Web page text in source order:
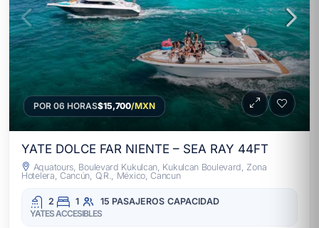
POR 06 HORAS$15,700/MXN
YATE DOLCE FAR NIENTE – SEA RAY 44FT
Aquatours, Boulevard Kukulcan, Kukulcan Boulevard, Zona
Hotelera, Cancún, Q.R., México, Cancun
2 1 15 PASAJEROS CAPACIDAD
YATES ACCESIBLES